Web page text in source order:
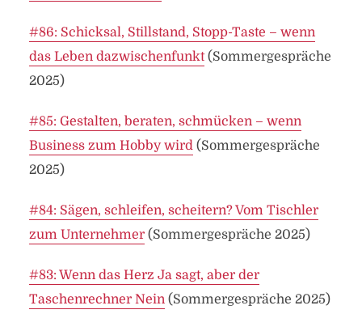
#86: Schicksal, Stillstand, Stopp-Taste – wenn
das Leben dazwischenfunkt(Sommergespräche
2025)
#85: Gestalten, beraten, schmücken – wenn
Business zum Hobby wird(Sommergespräche
2025)
#84: Sägen, schleifen, scheitern? Vom Tischler
zum Unternehmer(Sommergespräche 2025)
#83: Wenn das Herz Ja sagt, aber der
Taschenrechner Nein(Sommergespräche 2025)